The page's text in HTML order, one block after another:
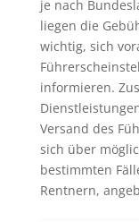
je nach
liegen die
wichtig, sich
informieren.
Versand des
sich über
bestimmten
Rentnern,